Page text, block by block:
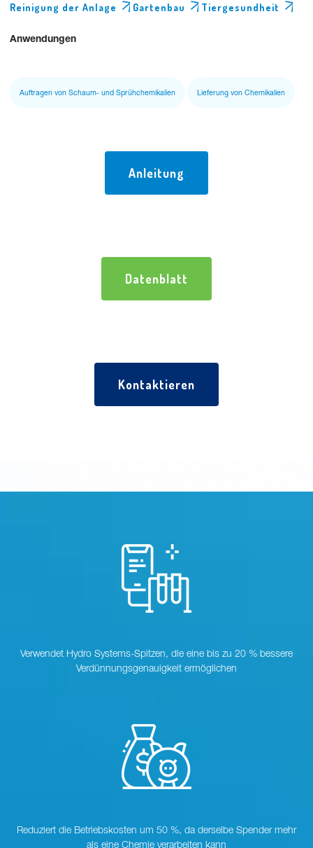
Reinigung der Anlage
Gartenbau Tiergesundheit
Anwendungen
Auftragen von Schaum- und Sprühchemikalien Lieferung von Chemikalien
Anleitung
Datenblatt
Kontaktieren
Verwendet Hydro Systems-Spitzen, die eine bis zu 20 % bessere
Verdünnungsgenauigkeit ermöglichen
Reduziert die Betriebskosten um 50 %, da derselbe Spender mehr
als eine Chemie verarbeiten kann